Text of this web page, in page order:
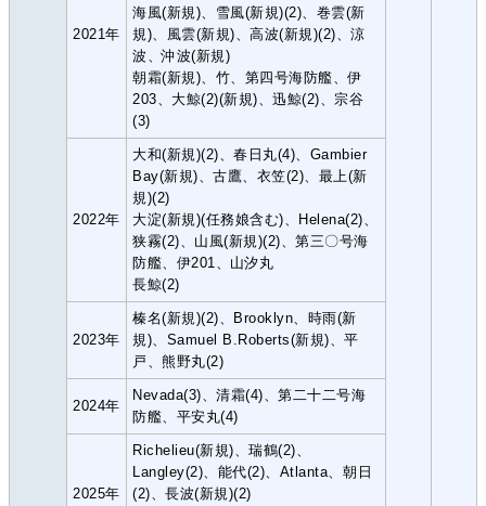
2021年
海風(新規)、雪風(新規)(2)、巻雲(新
規)、風雲(新規)、高波(新規)(2)、涼
波、沖波(新規)
朝霜(新規)、竹、第四号海防艦、伊
203、大鯨(2)(新規)、迅鯨(2)、宗谷
(3)
2022年
大和(新規)(2)、春日丸(4)、Gambier
Bay(新規)、古鷹、衣笠(2)、最上(新
規)(2)
大淀(新規)(任務娘含む)、Helena(2)、
狭霧(2)、山風(新規)(2)、第三〇号海
防艦、伊201、山汐丸
長鯨(2)
2023年
榛名(新規)(2)、Brooklyn、時雨(新
規)、Samuel B.Roberts(新規)、平
戸、熊野丸(2)
2024年
Nevada(3)、清霜(4)、第二十二号海
防艦、平安丸(4)
2025年
Richelieu(新規)、瑞鶴(2)、
Langley(2)、能代(2)、Atlanta、朝日
(2)、長波(新規)(2)